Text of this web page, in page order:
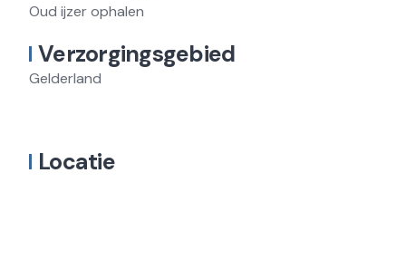
Oud ijzer ophalen
Verzorgingsgebied
Gelderland
Locatie